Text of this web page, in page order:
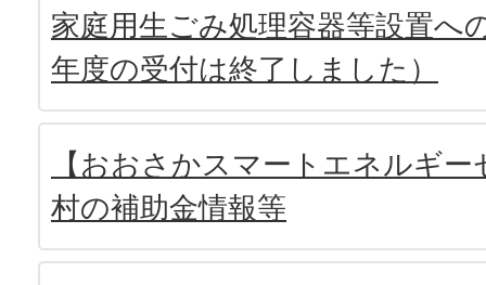
家庭用生ごみ処理容器等設置へ
年度の受付は終了しました）
【おおさかスマートエネルギ
村の補助金情報等